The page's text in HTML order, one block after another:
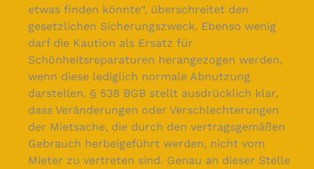
etwas finden könnte“, überschreitet den
gesetzlichen Sicherungszweck. Ebenso wenig
darf die Kaution als Ersatz für
Schönheitsreparaturen herangezogen werden,
wenn diese lediglich normale Abnutzung
darstellen. § 538 BGB stellt ausdrücklich klar,
dass Veränderungen oder Verschlechterungen
der Mietsache, die durch den vertragsgemäßen
Gebrauch herbeigeführt werden, nicht vom
Mieter zu vertreten sind. Genau an dieser Stelle